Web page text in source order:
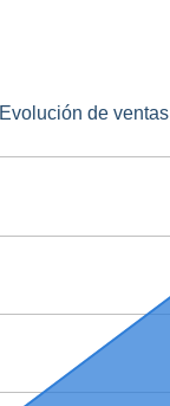
Evolución de ventas